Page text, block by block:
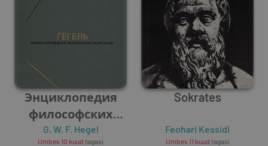
Энциклопедия
философских
наук
G. W. F. Hegel
Umbes 10 kuud tagasi
Sokrates
Feohari Kessidi
Umbes 11 kuud tagasi